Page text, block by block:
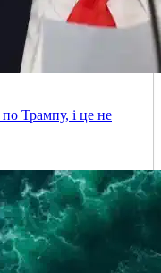
Трампу, і це не